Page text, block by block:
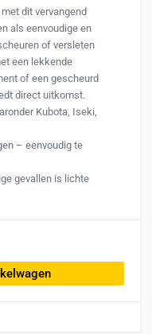
dit vervangend
als eenvoudige en
of versleten
een lekkende
of een gescheurd
direct uitkomst.
Kubota, Iseki,
– eenvoudig te
gevallen is lichte